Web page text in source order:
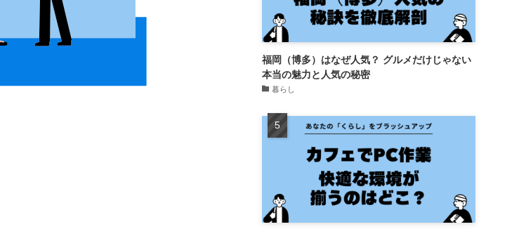
福岡（博多）はなぜ人気？ グルメだけじゃない
本当の魅力と人気の秘密
暮らし